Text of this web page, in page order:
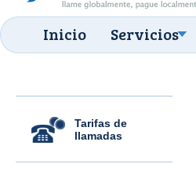
Inicio Servicios
Tarifas de
llamadas